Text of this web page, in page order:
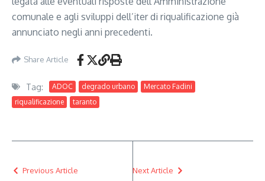
comunale e agli sviluppi dell’iter di riqualificazione già
annunciato negli anni precedenti.
Share Article
Tag: ADOC degrado urbano
Mercato Fadini
riqualificazione
taranto
Previous Article Next Article